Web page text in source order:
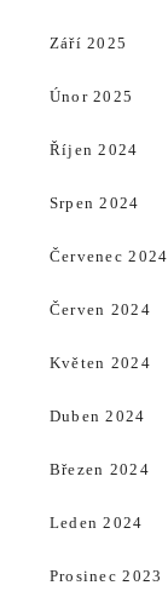
Září 2025
Únor 2025
Říjen 2024
Srpen 2024
Červenec 2024
Červen 2024
Květen 2024
Duben 2024
Březen 2024
Leden 2024
Prosinec 2023